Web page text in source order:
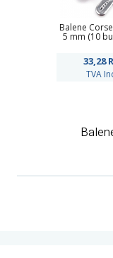
Balene
5 mm (10
33,28
TVA